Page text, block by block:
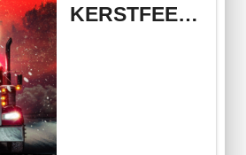
herstelperiode dieKERSTFEEST MIT DIE NU UIT